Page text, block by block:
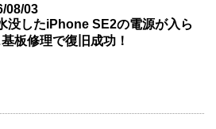
08/03
没したiPhone SE2の電源が入ら
板修理で復旧成功！